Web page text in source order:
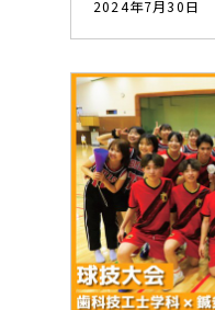
2024年7月30日